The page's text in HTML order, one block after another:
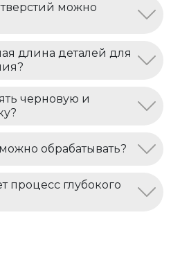
можно
длина деталей для
черновую и
обрабатывать?
процесс глубокого